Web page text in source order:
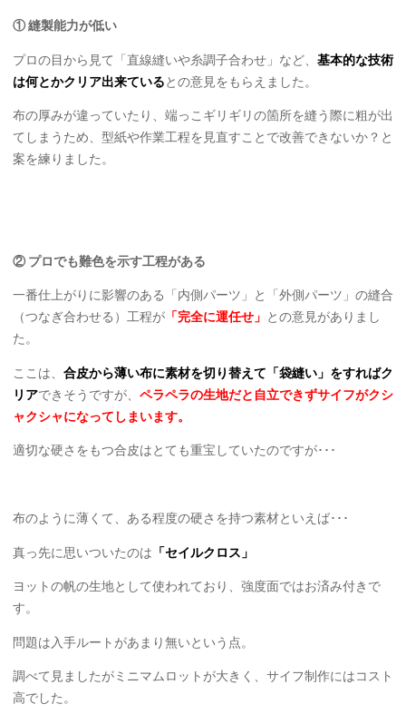
① 縫製能力が低い
プロの目から見て「直線縫いや糸調子合わせ」など、 基本的な技術
は何とかクリア出来ているとの意見をもらえました。
布の厚みが違っていたり、端っこギリギリの箇所を縫う際に粗が出
てしまうため、型紙や作業工程を見直すことで改善できないか？と
案を練りました。
② プロでも難色を示す工程がある
一番仕上がりに影響のある「内側パーツ」と「外側パーツ」の縫合
（つなぎ合わせる）工程が「完全に運任せ」 との意見がありまし
た。
ここは、 合皮から薄い布に素材を切り替えて「袋縫い」をすればク
リアできそうですが、 ペラペラの生地だと自立できずサイフがクシ
ャクシャになってしまいます。
適切な硬さをもつ合皮はとても重宝していたのですが･･･
布のように薄くて、ある程度の硬さを持つ素材といえば･･･
真っ先に思いついたのは 「セイルクロス」
ヨットの帆の生地として使われており、強度面ではお済み付きで
す。
問題は入手ルートがあまり無いという点。
調べて見ましたがミニマムロットが大きく、サイフ制作にはコスト
高でした。